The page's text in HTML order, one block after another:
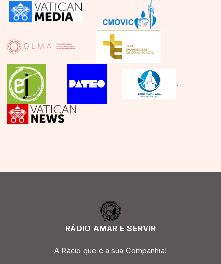
.
RÁDIO AMAR E SERVIR
A Rádio que é a sua Companhia!